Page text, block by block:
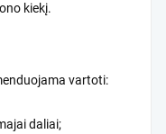
kiekį.
vartoti:
daliai;